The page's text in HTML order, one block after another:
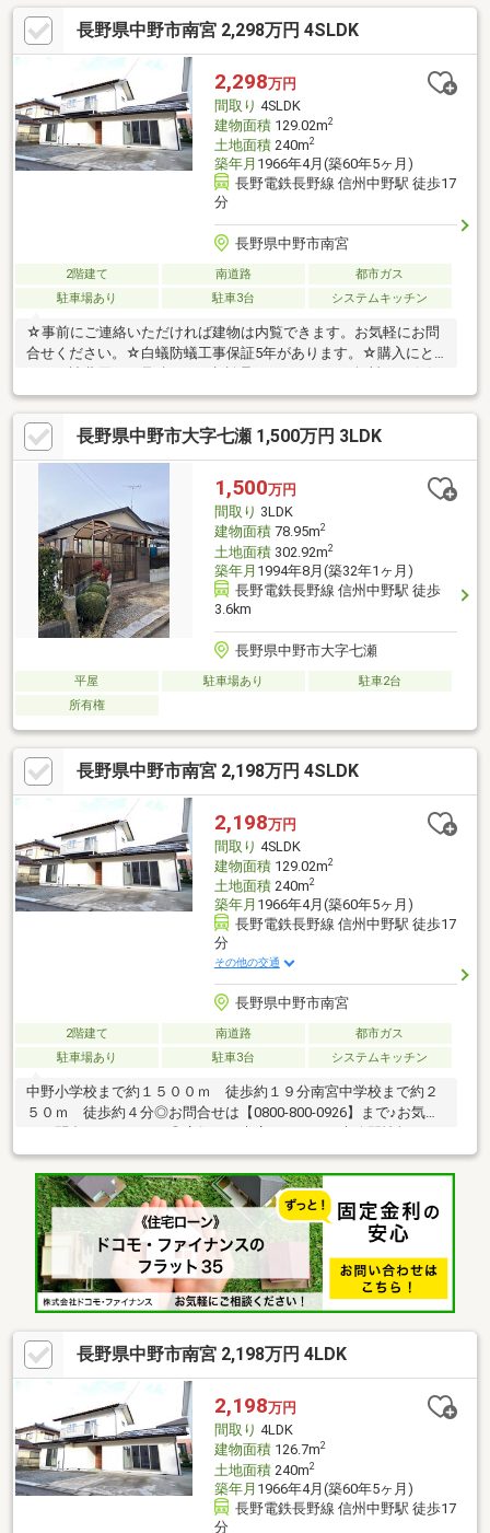
室６．５帖以上の広さ！ 収納スペースも完備されており お部
屋もスッキリ保てます♪ １Ｆには納戸もあり、季節物の大型 家
電や趣味の物など収納できます◎■【０１２０－７０－３３７
３】へお気軽にお問い合わせください■■【ララハウス 長野】で
検索♪ 最新情報を毎日更新中です！ 弊社ホームページをご
利用くださいませ☆☆
長野県中野市南宮 2,298万円 4SLDK
2,298万円
間取り 4SLDK
建物面積129.02m2
土地面積240m2
築年月 1966年4月(築60年5ヶ月)
長野電鉄長野線 信州中野駅 徒歩17
分
長野県中野市南宮
2階建て 南道路
都市ガス
駐車場あり
駐車3台 システムキッチン
☆事前にご連絡いただければ建物は内覧できます。お気軽にお問
合せください。☆白蟻防蟻工事保証5年があります。☆購入にと
宅ローンのご相談、金利優遇の提携ローンのご紹介もしておりま
す。（無料）※耐震基準適合書の発行には別途費用が必要です。
ナビ入力：中野市南宮2-24付近
長野県中野市大字七瀬 1,500万円 3LDK
1,500万円
間取り 3LDK
建物面積78.95m2
土地面積302.92m2
築年月 1994年8月(築32年1ヶ月)
長野電鉄長野線 信州中野駅 徒歩
3.6km
長野県中野市大字七瀬
平屋 駐車場あり
駐車2台
所有権
長野県中野市南宮 2,198万円 4SLDK
2,198万円
間取り 4SLDK
建物面積129.02m2
土地面積240m2
築年月 1966年4月(築60年5ヶ月)
長野電鉄長野線 信州中野駅 徒歩17
分
その他の交通
長野県中野市南宮
2階建て 南道路
都市ガス
駐車場あり
駐車3台 システムキッチン
中野小学校まで約１５００ｍ 徒歩約１９分南宮中学校まで約２
５０ｍ 徒歩約４分◎お問合せは【0800-800-0926】まで♪お気軽
紹介できる場合がございます。 ご予約は【イエステーション長
野店】で検索☆当社は、宅地建物取引士によるご購入相談はもち
ろん、住宅ローンのご相談も承っております。支払っていける
か…、審査が通るか…など、住宅ローンのご心配ごとは当社へご相
談ください！
長野県中野市南宮 2,198万円 4LDK
2,198万円
間取り 4LDK
建物面積126.7m2
土地面積240m2
築年月 1966年4月(築60年5ヶ月)
長野電鉄長野線 信州中野駅 徒歩17
分